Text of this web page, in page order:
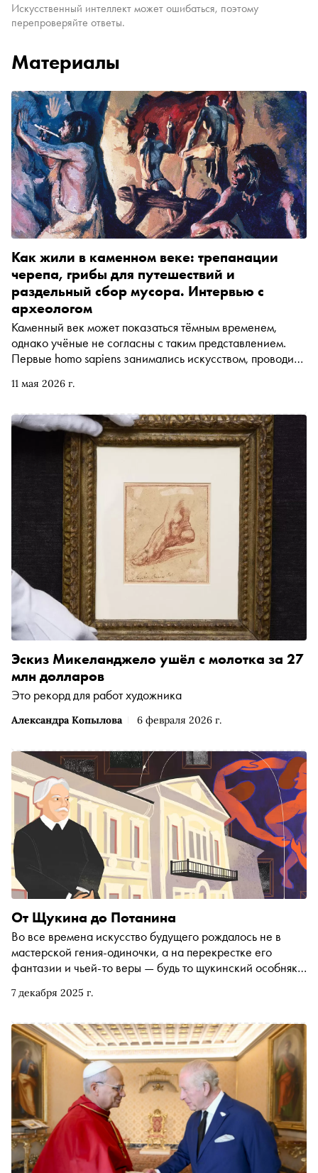
Искусственный интеллект может ошибаться, поэтому
перепроверяйте ответы.
Материалы
11 мая 2026 г.
Как жили в каменном веке: трепанации
черепа, грибы для путешествий и
раздельный сбор мусора. Интервью с
археологом
Каменный век может показаться тёмным временем,
однако учёные не согласны с таким представлением.
Первые homo sapiens занимались искусством, проводили
мусора. Чем ещё удивляют находки того времени и как
территорию современной Москвы покрывал
километровый слой льда? Об этом «Сноб» спросил
Андрея Синицына, руководителя экспедиции по
исследованию памятника верхнего палеолита —
Костёнковских стоянок в Воронежской области
Александра Копылова 6 февраля 2026 г.
Эскиз Микеланджело ушёл с молотка за 27
млн долларов
Это рекорд для работ художника
7 декабря 2025 г.
От Щукина до Потанина
Во все времена искусство будущего рождалось не в
мастерской гения-одиночки, а на перекрестке его
фантазии и чьей-то веры — будь то щукинский особняк
спорим, можно ли считать цифровое искусство
покупает картины — он покупает протоколы и создает
правила для завтрашнего арт-рынка. «Сноб»
разбирается, что общего у токенизации искусства с
коллекционером Щукиным и почему настоящий меценат
всегда инвестирует в парадигму, а не в конкретный
продукт